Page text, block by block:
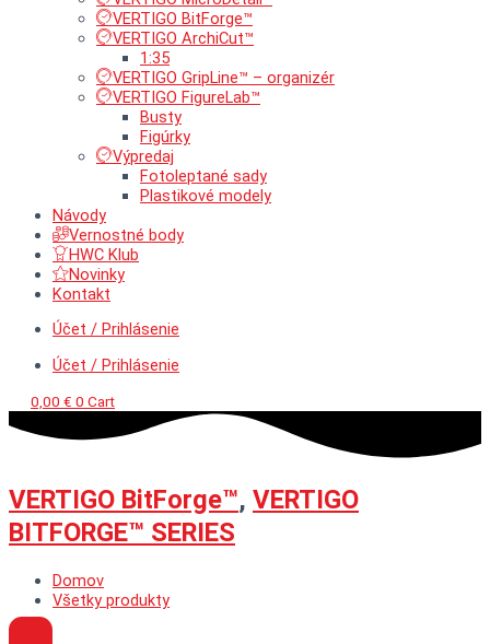
VERTIGO BitForge™
VERTIGO ArchiCut™
1:35
VERTIGO GripLine™ – organizér
VERTIGO FigureLab™
Busty
Figúrky
Výpredaj
Fotoleptané sady
Plastikové modely
Návody
Vernostné body
HWC Klub
Novinky
Kontakt
Účet / Prihlásenie
Účet / Prihlásenie
0,00 € 0 Cart
VERTIGO BitForge™, VERTIGO
BITFORGE™ SERIES
Domov
Všetky produkty